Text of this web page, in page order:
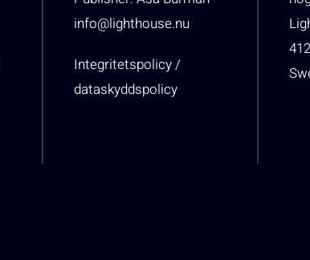
info@lighthouse.nu
Integritetspolicy /
dataskyddspolicy